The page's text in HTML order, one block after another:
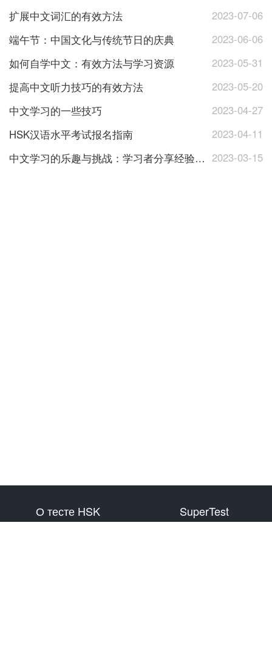
扩展中文词汇的有效方法
2023-07-06
端午节：中国文化与传统节日的庆典
2023-06-06
如何自学中文：有效方法与学习资源
2023-05-31
提高中文听力技巧的有效方法
2023-05-20
中文学习的一些技巧
2023-04-27
HSK汉语水平考试报名指南
2023-04-11
中文学习的乐趣与挑战：学习者分享经验与心得 2023-03-15
О тесте HSK SuperTest